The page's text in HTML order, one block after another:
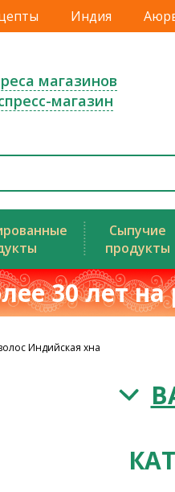
Индия
магазинов
магазин
Сыпучие
продукты
30 лет
Индийская хна